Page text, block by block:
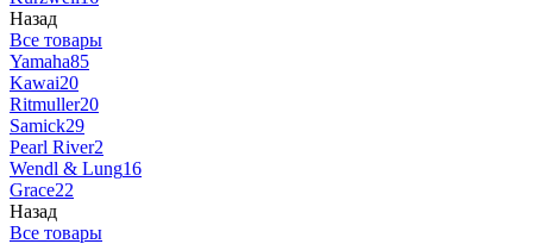
Назад
Все товары
Yamaha85
Kawai20
Ritmuller20
Samick29
Pearl River2
Wendl & Lung16
Grace22
Назад
Все товары